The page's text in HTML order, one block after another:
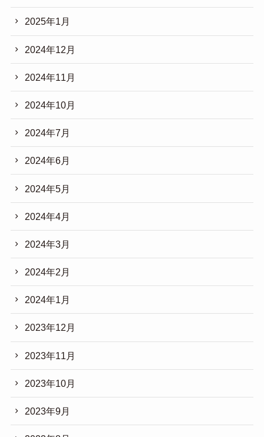
2025年1月
2024年12月
2024年11月
2024年10月
2024年7月
2024年6月
2024年5月
2024年4月
2024年3月
2024年2月
2024年1月
2023年12月
2023年11月
2023年10月
2023年9月